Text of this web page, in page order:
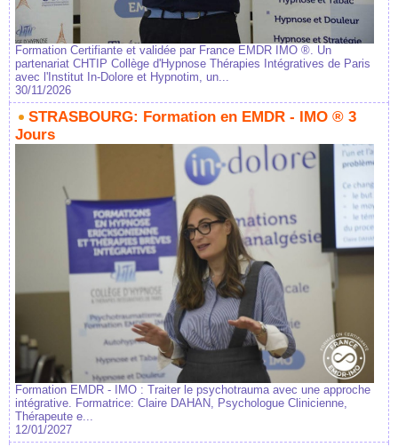
Formation Certifiante et validée par France EMDR IMO ®. Un
partenariat CHTIP Collège d'Hypnose Thérapies Intégratives de Paris
avec l'Institut In-Dolore et Hypnotim, un...
30/11/2026
STRASBOURG: Formation en EMDR - IMO ® 3
Jours
Formation EMDR - IMO : Traiter le psychotrauma avec une approche
intégrative. Formatrice: Claire DAHAN, Psychologue Clinicienne,
Thérapeute e...
12/01/2027